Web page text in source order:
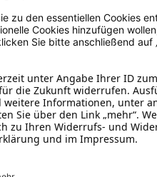
4,5 - 5 Meter;5 -
Karabiner
Outlet